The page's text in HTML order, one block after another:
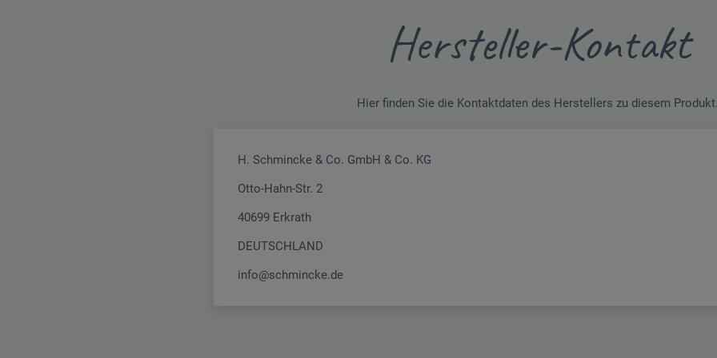
Hersteller-Kontakt
Hier finden Sie die Kontaktdaten des Herstellers zu diesem
H. Schmincke & Co. GmbH & Co. KG
Otto-Hahn-Str. 2
40699 Erkrath
DEUTSCHLAND
info@schmincke.de